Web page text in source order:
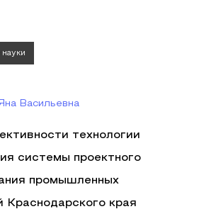
Васильевна
технологии
системы проектного
промышленных
Краснодарского края